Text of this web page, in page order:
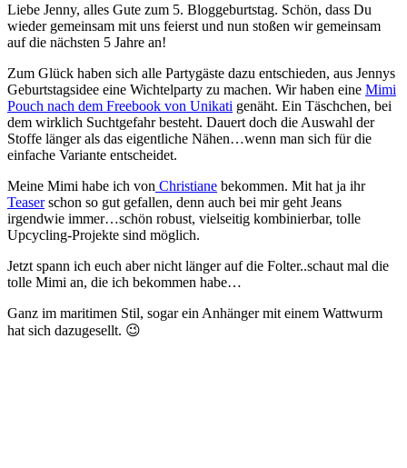
Liebe Jenny, alles Gute zum 5. Bloggeburtstag. Schön, dass Du
wieder gemeinsam mit uns feierst und nun stoßen wir gemeinsam
auf die nächsten 5 Jahre an!
Zum Glück haben sich alle Partygäste dazu entschieden, aus Jennys
Geburtstagsidee eine Wichtelparty zu machen. Wir haben eine Mimi
Pouch nach dem Freebook von Unikati genäht. Ein Täschchen, bei
dem wirklich Suchtgefahr besteht. Dauert doch die Auswahl der
Stoffe länger als das eigentliche Nähen…wenn man sich für die
einfache Variante entscheidet.
Meine Mimi habe ich von Christiane bekommen. Mit hat ja ihr
Teaserschon so gut gefallen, denn auch bei mir geht Jeans
irgendwie immer…schön robust, vielseitig kombinierbar, tolle
Upcycling-Projekte sind möglich.
Jetzt spann ich euch aber nicht länger auf die Folter..schaut mal die
tolle Mimi an, die ich bekommen habe…
Ganz im maritimen Stil, sogar ein Anhänger mit einem Wattwurm
hat sich dazugesellt. 😉